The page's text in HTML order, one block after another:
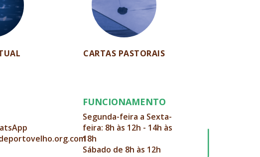
CARTAS PASTORAIS
FUNCIONAMENTO
Segunda-feira a Sexta-
feira: 8h às 12h - 14h às
18h
Sábado de 8h às 12h